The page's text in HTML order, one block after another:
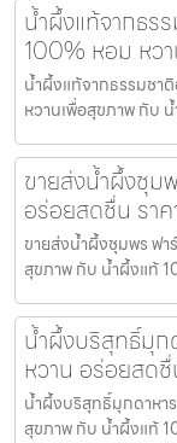
น้ำผึ้งแท้จากธร
100% หอม หว
น้ำผึ้งแท้จากธรรมชา
หวานเพื่อสุขภาพ กับ
ขายส่งน้ำผึ้งชุม
อร่อยสดชื่น รา
ขายส่งน้ำผึ้งชุมพร ฟา
สุขภาพ กับ น้ำผึ้งแท้
น้ำผึ้งบริสุทธิ์มุก
หวาน อร่อยสด
น้ำผึ้งบริสุทธิ์มุกดาหา
สุขภาพ กับ น้ำผึ้งแท้